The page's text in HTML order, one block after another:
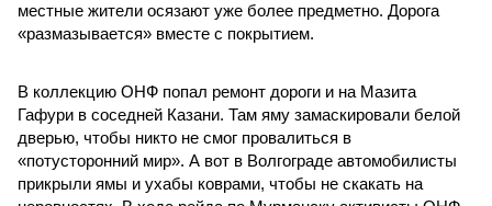
местные жители осязают уже более предметно. Дорога
«размазывается» вместе с покрытием.
В коллекцию ОНФ попал ремонт дороги и на Мазита
Гафури в соседней Казани. Там яму замаскировали белой
дверью, чтобы никто не смог провалиться в
«потусторонний мир». А вот в Волгограде автомобилисты
прикрыли ямы и ухабы коврами, чтобы не скакать на